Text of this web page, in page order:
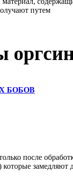
путем
БОБОВ
после
которые замедляют